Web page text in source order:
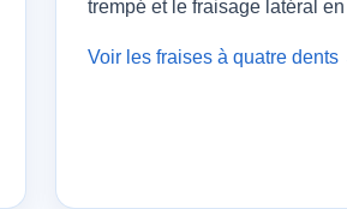
trempé et le fraisage latéral
Voir les fraises à quatre dents